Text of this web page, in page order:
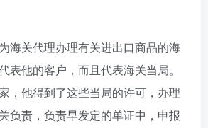
海关代理办理有关进出口商品的海
表他的客户，而且代表海关当局。
，他得到了这些当局的许可，办理
负责，负责早发定的单证中，申报